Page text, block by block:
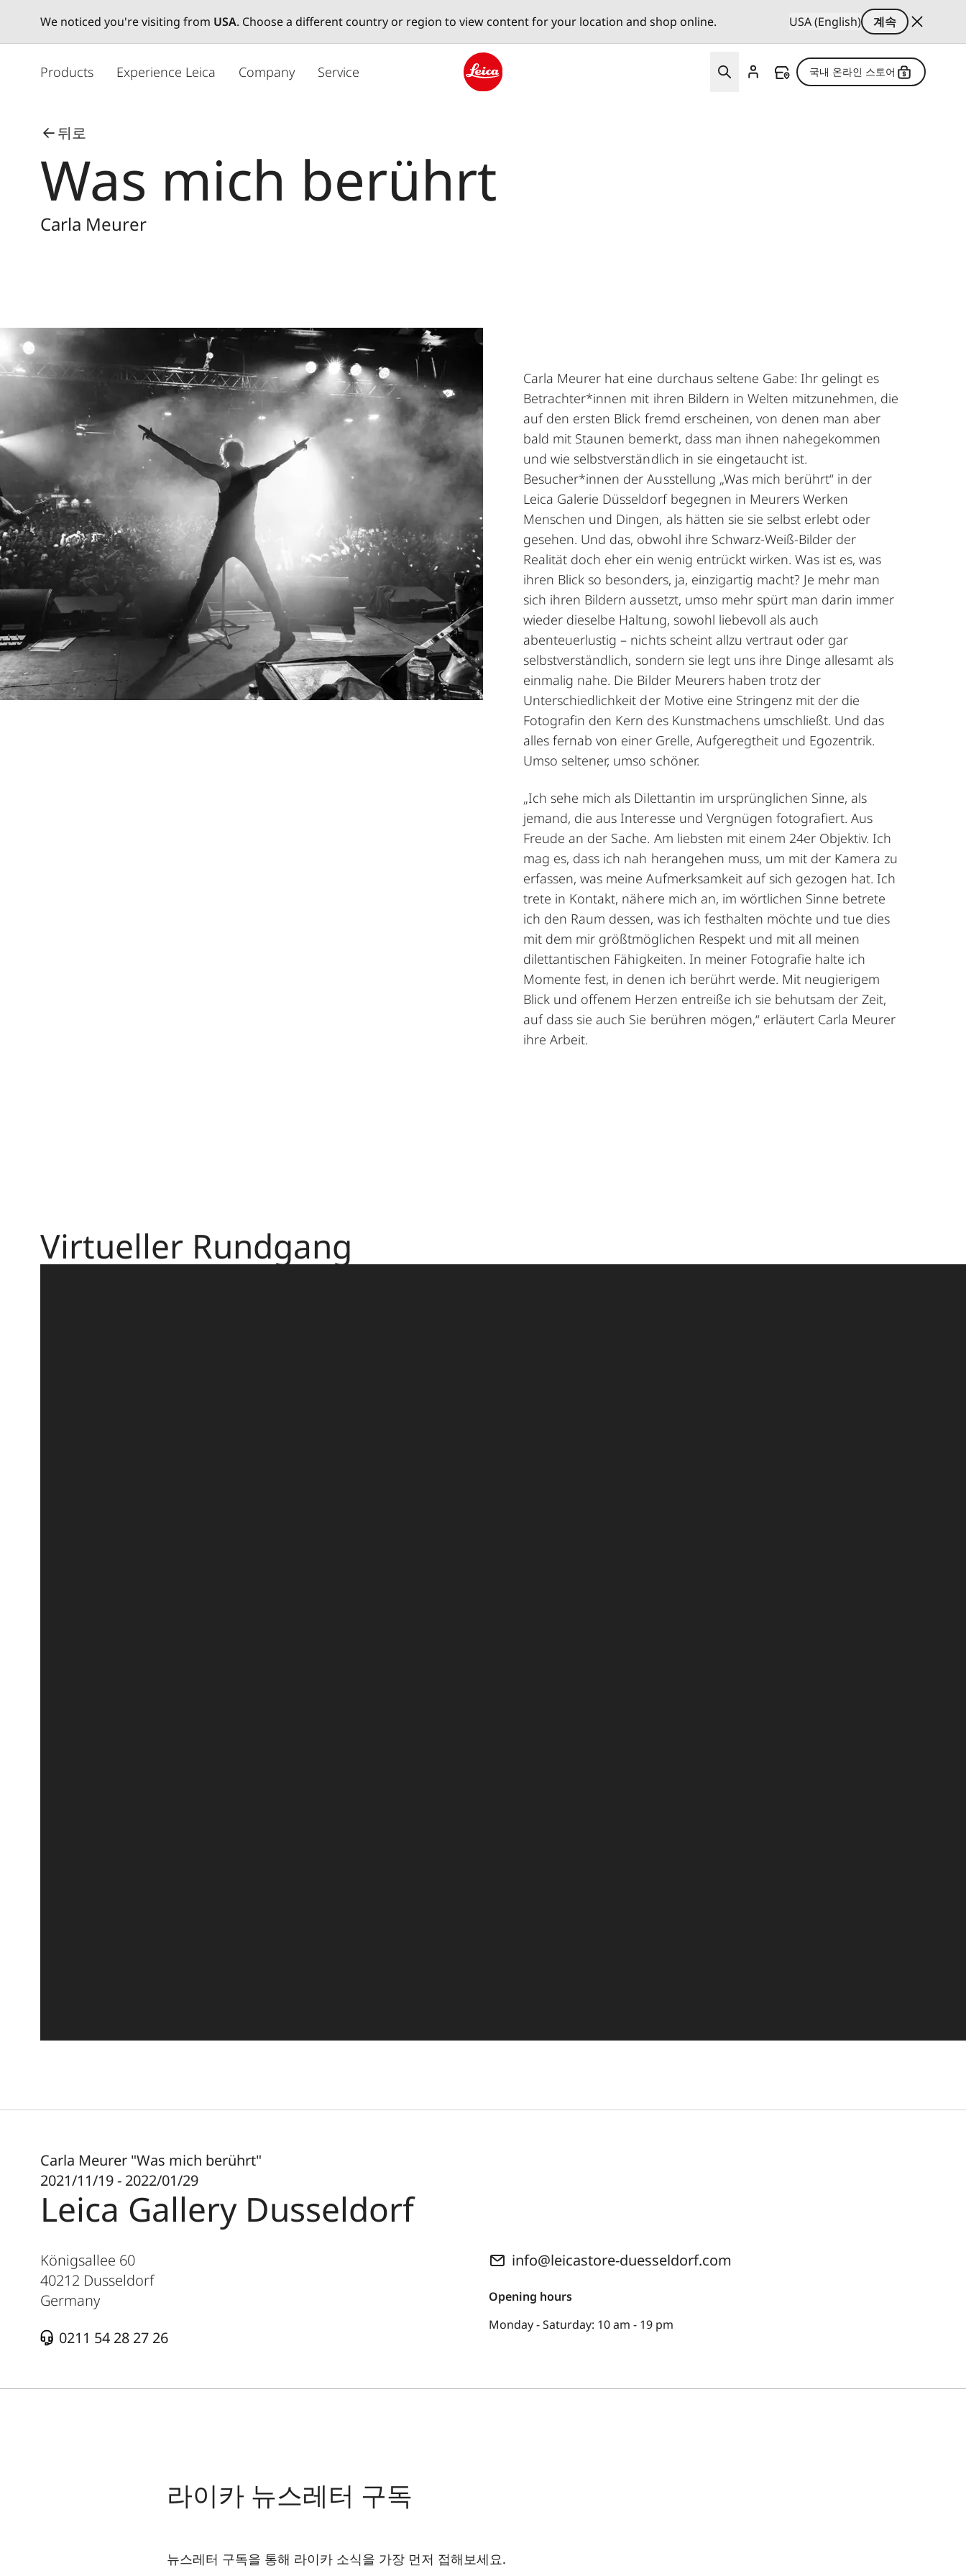
We noticed you're visiting from USA. Choose a different country or region to view content for your location and shop online. USA (English)
계속
Products Experience Leica Company Service 국내 온라인 스토어
뒤로
Was mich berührt
Carla Meurer
Carla Meurer hat eine durchaus seltene Gabe: Ihr gelingt es
Betrachter*innen mit ihren Bildern in Welten mitzunehmen, die
auf den ersten Blick fremd erscheinen, von denen man aber
bald mit Staunen bemerkt, dass man ihnen nahegekommen
und wie selbstverständlich in sie eingetaucht ist.
Besucher*innen der Ausstellung „Was mich berührt“ in der
Leica Galerie Düsseldorf begegnen in Meurers Werken
Menschen und Dingen, als hätten sie sie selbst erlebt oder
gesehen. Und das, obwohl ihre Schwarz-Weiß-Bilder der
Realität doch eher ein wenig entrückt wirken. Was ist es, was
ihren Blick so besonders, ja, einzigartig macht? Je mehr man
sich ihren Bildern aussetzt, umso mehr spürt man darin immer
wieder dieselbe Haltung, sowohl liebevoll als auch
abenteuerlustig – nichts scheint allzu vertraut oder gar
selbstverständlich, sondern sie legt uns ihre Dinge allesamt als
einmalig nahe. Die Bilder Meurers haben trotz der
Unterschiedlichkeit der Motive eine Stringenz mit der die
Fotografin den Kern des Kunstmachens umschließt. Und das
alles fernab von einer Grelle, Aufgeregtheit und Egozentrik.
Umso seltener, umso schöner.
„Ich sehe mich als Dilettantin im ursprünglichen Sinne, als
jemand, die aus Interesse und Vergnügen fotografiert. Aus
Freude an der Sache. Am liebsten mit einem 24er Objektiv. Ich
mag es, dass ich nah herangehen muss, um mit der Kamera zu
erfassen, was meine Aufmerksamkeit auf sich gezogen hat. Ich
trete in Kontakt, nähere mich an, im wörtlichen Sinne betrete
ich den Raum dessen, was ich festhalten möchte und tue dies
mit dem mir größtmöglichen Respekt und mit all meinen
dilettantischen Fähigkeiten. In meiner Fotografie halte ich
Momente fest, in denen ich berührt werde. Mit neugierigem
Blick und offenem Herzen entreiße ich sie behutsam der Zeit,
auf dass sie auch Sie berühren mögen,“ erläutert Carla Meurer
ihre Arbeit.
Virtueller Rundgang
Carla Meurer "Was mich berührt"
2021/11/19 - 2022/01/29
Leica Gallery Dusseldorf
Königsallee 60
40212 Dusseldorf
Germany
0211 54 28 27 26
info@leicastore-duesseldorf.com
Opening hours
Monday - Saturday: 10 am - 19 pm
라이카 뉴스레터 구독
뉴스레터 구독을 통해 라이카 소식을 가장 먼저 접해보세요.